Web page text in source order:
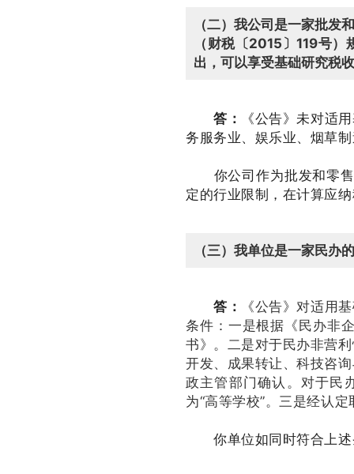
（二）我公司是一家批发
（财税〔2015〕119号
出，可以享受基础研究税
答：
《公告》未对适
务服务业、娱乐业、烟草
你公司作为批发和零售
定的行业限制，在计算应
（三）我单位是一家民办
答：
《公告》对适用
条件： 一是根据《民办非
书》。
二是对于民办非营
开发、成果转让、科技咨
政主管部门确认。 对于民
为“高等学校”。 三是经认定
你单位如同时符合上述